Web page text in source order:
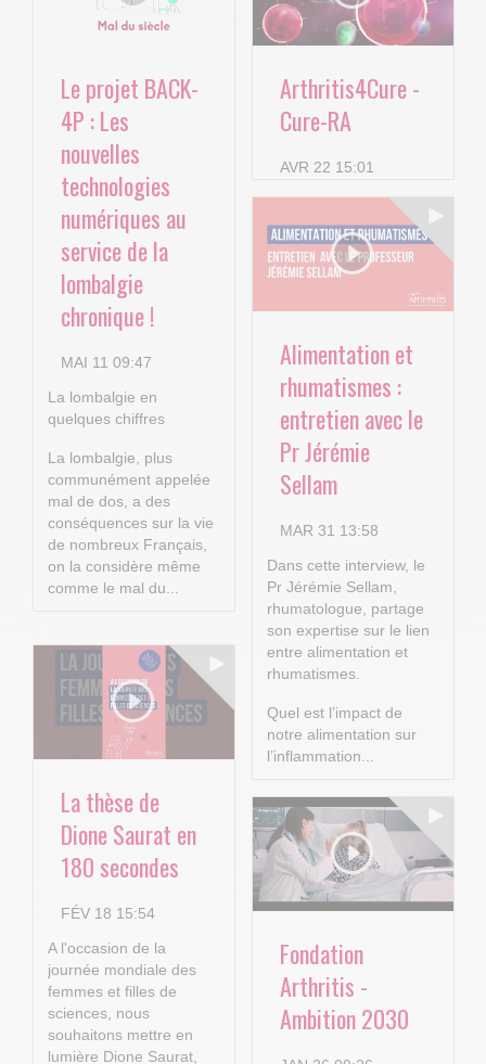
Le projet BACK-
4P : Les
nouvelles
technologies
numériques au
service de la
lombalgie
chronique !
MAI 11 09:47
La lombalgie en
quelques chiffres
La lombalgie, plus
communément appelée
mal de dos, a des
conséquences sur la vie
de nombreux Français,
on la considère même
comme le mal du...
Arthritis4Cure -
Cure-RA
AVR 22 15:01
Alimentation et
rhumatismes :
entretien avec le
Pr Jérémie
Sellam
MAR 31 13:58
Dans cette interview, le
Pr Jérémie Sellam,
rhumatologue, partage
son expertise sur le lien
entre alimentation et
rhumatismes.
Quel est l’impact de
notre alimentation sur
l’inflammation...
La thèse de
Dione Saurat en
180 secondes
FÉV 18 15:54
A l'occasion de la
journée mondiale des
femmes et filles de
sciences, nous
souhaitons mettre en
lumière Dione Saurat,
Fondation
Arthritis -
Ambition 2030